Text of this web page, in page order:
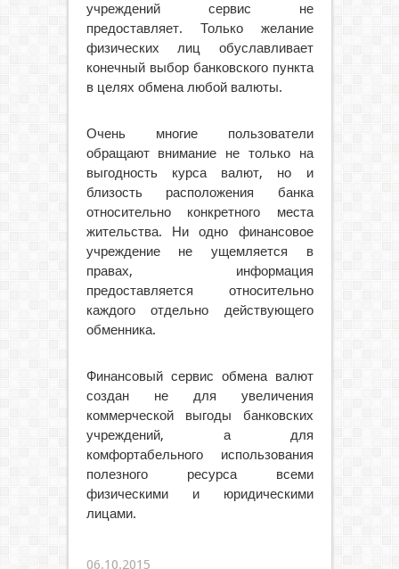
учреждений сервис не
предоставляет. Только желание
физических лиц обуславливает
конечный выбор банковского пункта
в целях обмена любой валюты.
Очень многие пользователи
обращают внимание не только на
выгодность курса валют, но и
близость расположения банка
относительно конкретного места
жительства. Ни одно финансовое
учреждение не ущемляется в
правах, информация
предоставляется относительно
каждого отдельно действующего
обменника.
Финансовый сервис обмена валют
создан не для увеличения
коммерческой выгоды банковских
учреждений, а для
комфортабельного использования
полезного ресурса всеми
физическими и юридическими
лицами.
06.10.2015